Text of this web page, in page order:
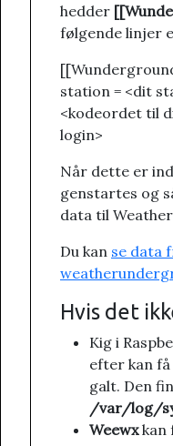
hedder
følgende linjer
station = <dit
<kodeordet til
login>
Når dette er
genstartes og
data til
Du kan se data
Hvis det
Kig i
efter kan
galt. Den
/var/log/
Weewxkan